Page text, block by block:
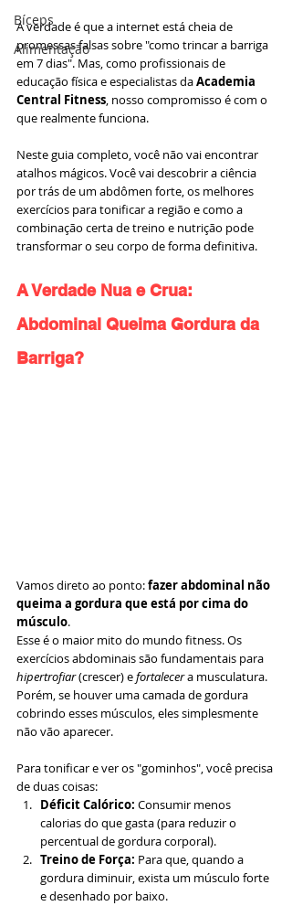
Bíceps
Alimentação
A verdade é que a internet está cheia de
promessas falsas sobre "como trincar a barriga
em 7 dias". Mas, como profissionais de
educação física e especialistas da Academia
Central Fitness, nosso compromisso é com o
que realmente funciona.
Neste guia completo, você não vai encontrar
atalhos mágicos. Você vai descobrir a ciência
por trás de um abdômen forte, os melhores
exercícios para tonificar a região e como a
combinação certa de treino e nutrição pode
transformar o seu corpo de forma definitiva.
A Verdade Nua e Crua:
Abdominal Queima Gordura da
Barriga?
Vamos direto ao ponto: fazer abdominal não
queima a gordura que está por cima do
músculo.
Esse é o maior mito do mundo fitness. Os
exercícios abdominais são fundamentais para
hipertrofiar (crescer) e fortalecer a musculatura.
Porém, se houver uma camada de gordura
cobrindo esses músculos, eles simplesmente
não vão aparecer.
Para tonificar e ver os "gominhos", você precisa
de duas coisas:
Déficit Calórico: Consumir menos
calorias do que gasta (para reduzir o
percentual de gordura corporal).
Treino de Força: Para que, quando a
gordura diminuir, exista um músculo forte
e desenhado por baixo.